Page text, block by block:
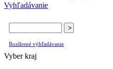
Vyhľadávanie
Rozšírené výhľadávanie
Vyber kraj